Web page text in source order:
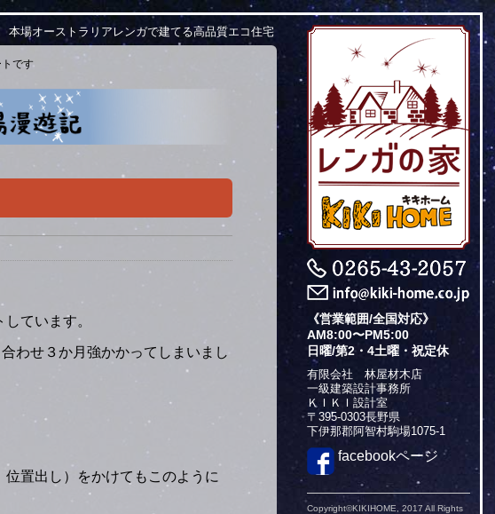
場オーストラリアレンガで建てる高品質エコ住宅
です
ています。
わせ３か月強かかってしまいまし
置出し）をかけてもこのように
《営業範囲/全国対応》
AM8:00〜PM5:00
日曜/第2・4土曜・祝定休
有限会社 林屋材木店
一級建築設計事務所
ＫＩＫＩ設計室
〒395-0303長野県
下伊那郡阿智村駒場1075-1
facebookページ
Copyright©KIKIHOME, 2017 All Rights